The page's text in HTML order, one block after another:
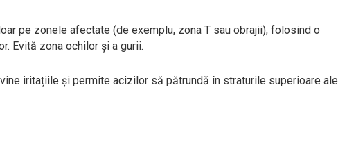
pe zonele afectate (de exemplu, zona T sau obrajii), folosind o
Evită zona ochilor și a gurii.
iritațiile și permite acizilor să pătrundă în straturile superioare ale